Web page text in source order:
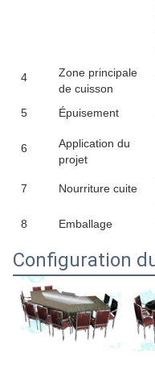
4
Zone principale
de cuisson
5 Épuisement
6
Application du
projet
7 Nourriture cuite
8
Emballage
Configuration